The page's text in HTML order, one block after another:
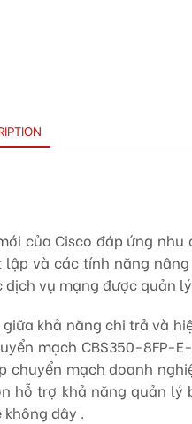
của Cisco đáp ứng
và các tính năng
vụ mạng được quản
khả năng chi trả và
mạch CBS350-8FP-
mạch doanh
hỗ trợ khả năng quản
dây .